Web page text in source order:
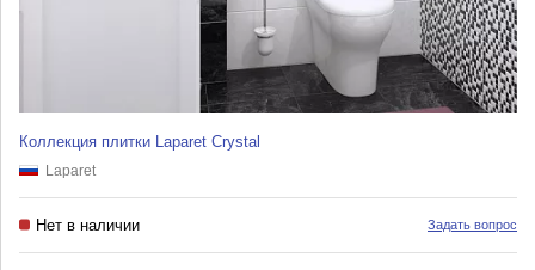
Коллекция плитки Laparet Crystal
Laparet
Нет в наличии Задать вопрос